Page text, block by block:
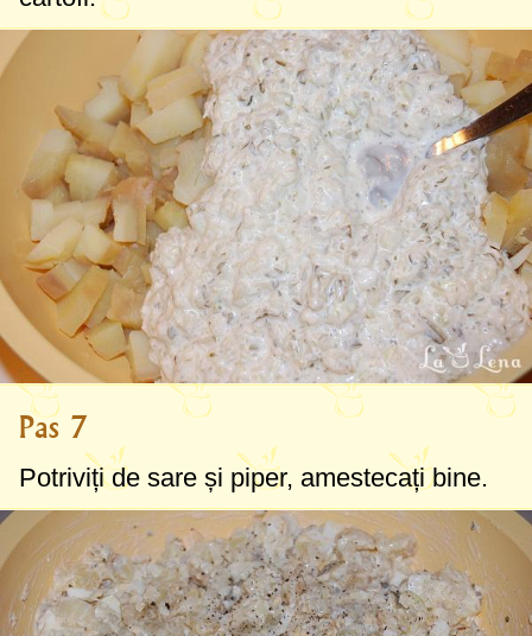
Pas 7
Potriviți de sare și piper, amestecați bine.